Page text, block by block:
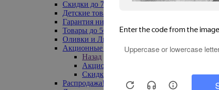
Скидки до 70%
Детские товары
Гарантия низкой цены
Товары до 500 руб
Оливки и Лимоны
Акционные товары
Назад
Акционные товары
Скидка 20% по промокоду
Распродажа! Ульяновск до -70%